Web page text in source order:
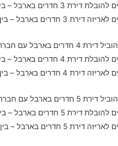
חדרים בארבל – בין 990-1940 ש"ח
חדרים בארבל – בין 1110-2360 ש"ח
עם חברת הובלה כולל אריזה?
חדרים בארבל – בין 2030-2970 ש"ח
חדרים בארבל – בין 3340-2030 ש"ח
עם חברת הובלה כולל אריזה?
חדרים בארבל – בין 3000-3940 ש"ח
חדרים בארבל – בין 2080-3080 ש"ח